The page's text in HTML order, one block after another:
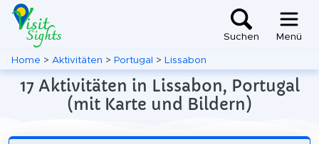
Suchen Menü
Home > Aktivitäten > Portugal > Lissabon
17 Aktivitäten in Lissabon, Portugal
(mit Karte und Bildern)